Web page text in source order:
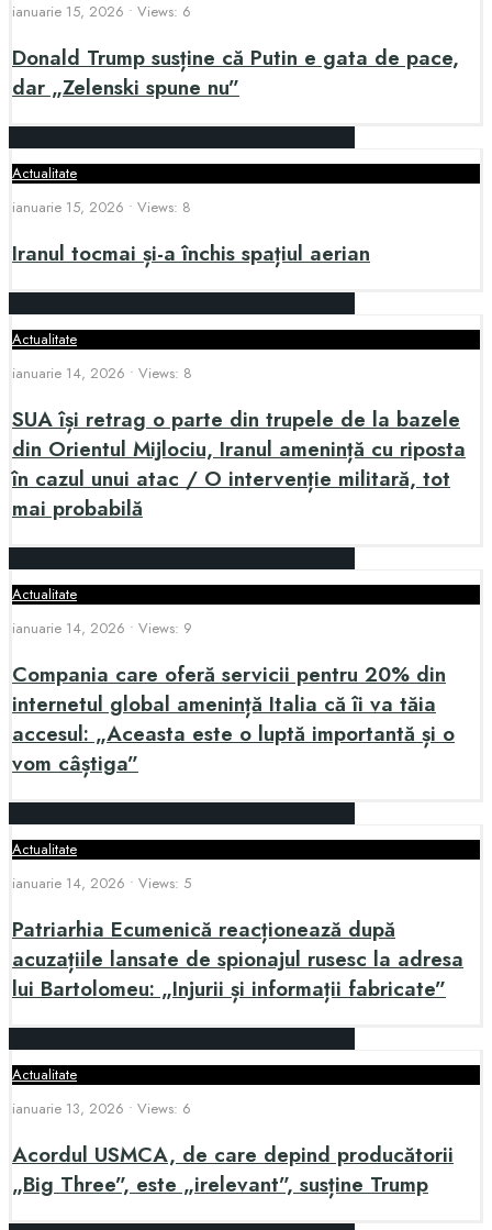
ianuarie 15, 2026 • Views: 6
Donald Trump susține că Putin e gata de pace,
dar „Zelenski spune nu”
Actualitate
ianuarie 15, 2026 • Views: 8
Iranul tocmai și-a închis spațiul aerian
Actualitate
ianuarie 14, 2026 • Views: 8
SUA își retrag o parte din trupele de la bazele
din Orientul Mijlociu, Iranul amenință cu riposta
în cazul unui atac / O intervenție militară, tot
mai probabilă
Actualitate
ianuarie 14, 2026 • Views: 9
Compania care oferă servicii pentru 20% din
internetul global amenință Italia că îi va tăia
accesul: „Aceasta este o luptă importantă și o
vom câștiga”
Actualitate
ianuarie 14, 2026 • Views: 5
Patriarhia Ecumenică reacționează după
acuzațiile lansate de spionajul rusesc la adresa
lui Bartolomeu: „Injurii și informații fabricate”
Actualitate
ianuarie 13, 2026 • Views: 6
Acordul USMCA, de care depind producătorii
„Big Three”, este „irelevant”, susține Trump